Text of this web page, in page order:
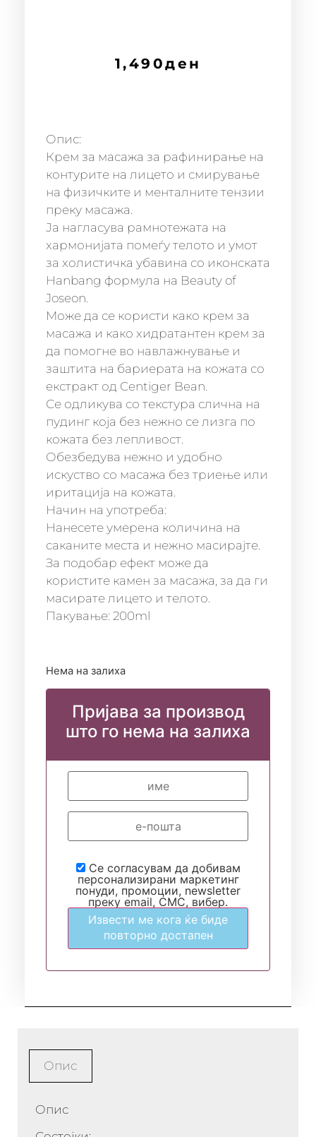
1,490ден
Опис:
Крем за масажа за рафинирање на
контурите на лицето и смирување
на физичките и менталните тензии
преку масажа.
Ја нагласува рамнотежата на
хармонијата помеѓу телото и умот
за холистичка убавина со иконската
Hanbang формула на Beauty of
Joseon.
Може да се користи како крем за
масажа и како хидратантен крем за
да помогне во навлажнување и
заштита на бариерата на кожата со
екстракт од Centiger Bean.
Се одликува со текстура слична на
пудинг која без нежно се лизга по
кожата без лепливост.
Обезбедува нежно и удобно
искуство со масажа без триење или
иритација на кожата.
Начин на употреба:
Нанесете умерена количина на
саканите места и нежно масирајте.
За подобар ефект може да
користите камен за масажа, за да ги
масирате лицето и телото.
Пакување: 200ml
Нема на залиха
Пријава за производ
што го нема на залиха
Се согласувам да добивам
персонализирани маркетинг
понуди, промоции, newsletter
преку email, СМС, вибер.
Извести ме кога ќе биде
повторно достапен
Опис
Опис